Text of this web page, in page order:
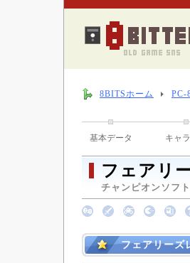
8BITSホーム PC-
基本データ キャ
フェアリ
チャンピオンソフ
フェアリーズ